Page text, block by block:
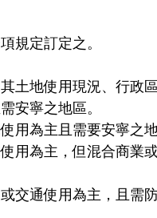
規定訂定之。
土地使用現況、行政
安寧之地區。
用為主且需要安寧之地
用為主，但混合商業
交通使用為主，且需